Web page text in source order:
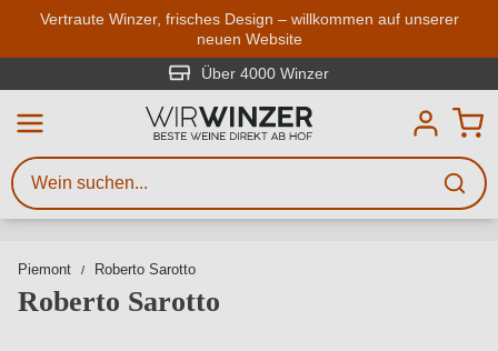
Zum Hauptinhalt springen
Vertraute Winzer, frisches Design – willkommen auf unserer
neuen Website
Über 4000 Winzer
Piemont Roberto Sarotto
Roberto Sarotto
Weinsuche
Mindestens 3 Zeichen eingeben
Beschreiben Sie, welchen Wein
Sie suchen – ob nach Geschmack,
Region, Winzer oder anderen